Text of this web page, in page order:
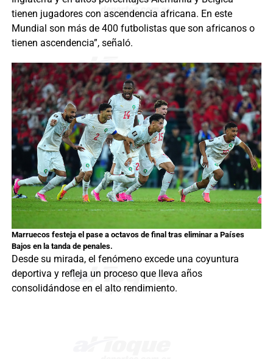
tienen jugadores con ascendencia africana. En este
Mundial son más de 400 futbolistas que son africanos o
tienen ascendencia”, señaló.
Marruecos festeja el pase a octavos de final tras eliminar a Países
Bajos en la tanda de penales.
Desde su mirada, el fenómeno excede una coyuntura
deportiva y refleja un proceso que lleva años
consolidándose en el alto rendimiento.